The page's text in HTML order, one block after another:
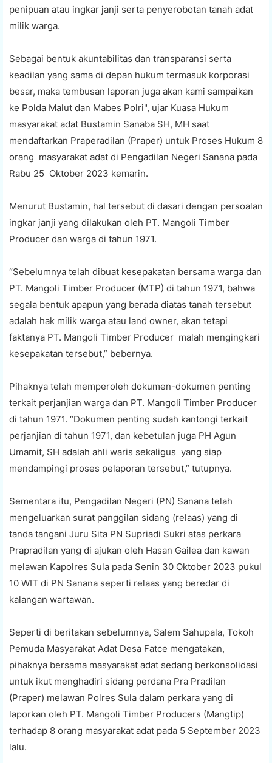
penipuan atau ingkar janji serta penyerobotan tanah adat
milik warga.
Sebagai bentuk akuntabilitas dan transparansi serta
keadilan yang sama di depan hukum termasuk korporasi
besar, maka tembusan laporan juga akan kami sampaikan
ke Polda Malut dan Mabes Polri", ujar Kuasa Hukum
masyarakat adat Bustamin Sanaba SH, MH saat
mendaftarkan Praperadilan (Praper) untuk Proses Hukum 8
orang masyarakat adat di Pengadilan Negeri Sanana pada
Rabu 25 Oktober 2023 kemarin.
Menurut Bustamin, hal tersebut di dasari dengan persoalan
ingkar janji yang dilakukan oleh PT. Mangoli Timber
Producer dan warga di tahun 1971.
“Sebelumnya telah dibuat kesepakatan bersama warga dan
PT. Mangoli Timber Producer (MTP) di tahun 1971, bahwa
segala bentuk apapun yang berada diatas tanah tersebut
adalah hak milik warga atau land owner, akan tetapi
faktanya PT. Mangoli Timber Producer malah mengingkari
kesepakatan tersebut,” bebernya.
Pihaknya telah memperoleh dokumen-dokumen penting
terkait perjanjian warga dan PT. Mangoli Timber Producer
di tahun 1971. “Dokumen penting sudah kantongi terkait
perjanjian di tahun 1971, dan kebetulan juga PH Agun
Umamit, SH adalah ahli waris sekaligus yang siap
mendampingi proses pelaporan tersebut,” tutupnya.
Sementara itu, Pengadilan Negeri (PN) Sanana telah
mengeluarkan surat panggilan sidang (relaas) yang di
tanda tangani Juru Sita PN Supriadi Sukri atas perkara
Prapradilan yang di ajukan oleh Hasan Gailea dan kawan
melawan Kapolres Sula pada Senin 30 Oktober 2023 pukul
10 WIT di PN Sanana seperti relaas yang beredar di
kalangan wartawan.
Seperti di beritakan sebelumnya, Salem Sahupala, Tokoh
Pemuda Masyarakat Adat Desa Fatce mengatakan,
pihaknya bersama masyarakat adat sedang berkonsolidasi
untuk ikut menghadiri sidang perdana Pra Pradilan
(Praper) melawan Polres Sula dalam perkara yang di
laporkan oleh PT. Mangoli Timber Producers (Mangtip)
terhadap 8 orang masyarakat adat pada 5 September 2023
lalu.